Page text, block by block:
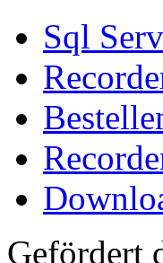
Sql
Gefördert